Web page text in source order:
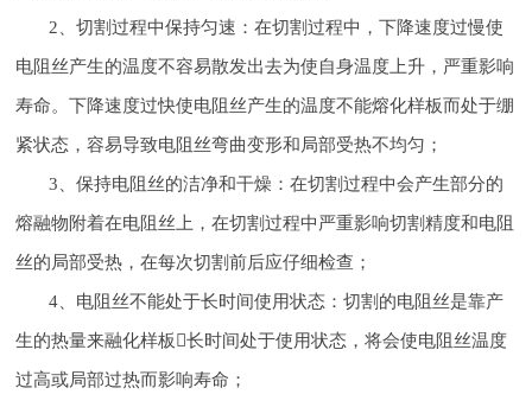
2、切割过程中保持匀速：在切割过程中，下降速度过慢使
电阻丝产生的温度不容易散发出去为使自身温度上升，严重影响
寿命。下降速度过快使电阻丝产生的温度不能熔化样板而处于绷
紧状态，容易导致电阻丝弯曲变形和局部受热不均匀；
3、保持电阻丝的洁净和干燥：在切割过程中会产生部分的
熔融物附着在电阻丝上，在切割过程中严重影响切割精度和电阻
丝的局部受热，在每次切割前后应仔细检查；
4、电阻丝不能处于长时间使用状态：切割的电阻丝是靠产
生的热量来融化样板长时间处于使用状态，将会使电阻丝温度
过高或局部过热而影响寿命；